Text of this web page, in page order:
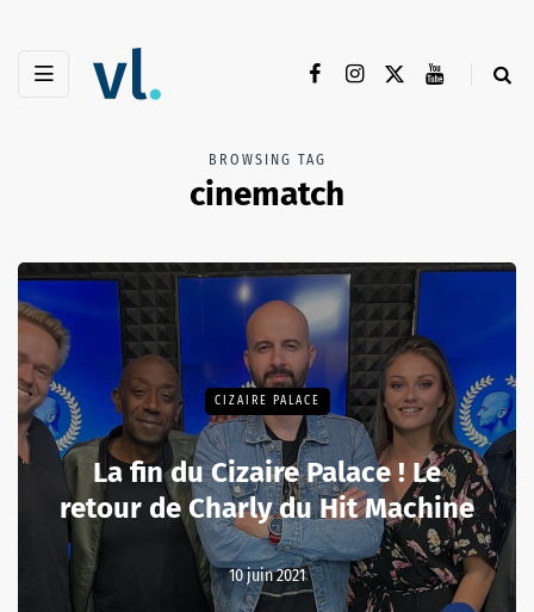
BROWSING TAG
cinematch
CIZAIRE PALACE
La fin du Cizaire Palace ! Le
retour de Charly du Hit Machine
10 juin 2021